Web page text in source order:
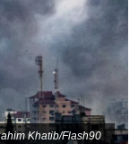
Khatib/Flash90